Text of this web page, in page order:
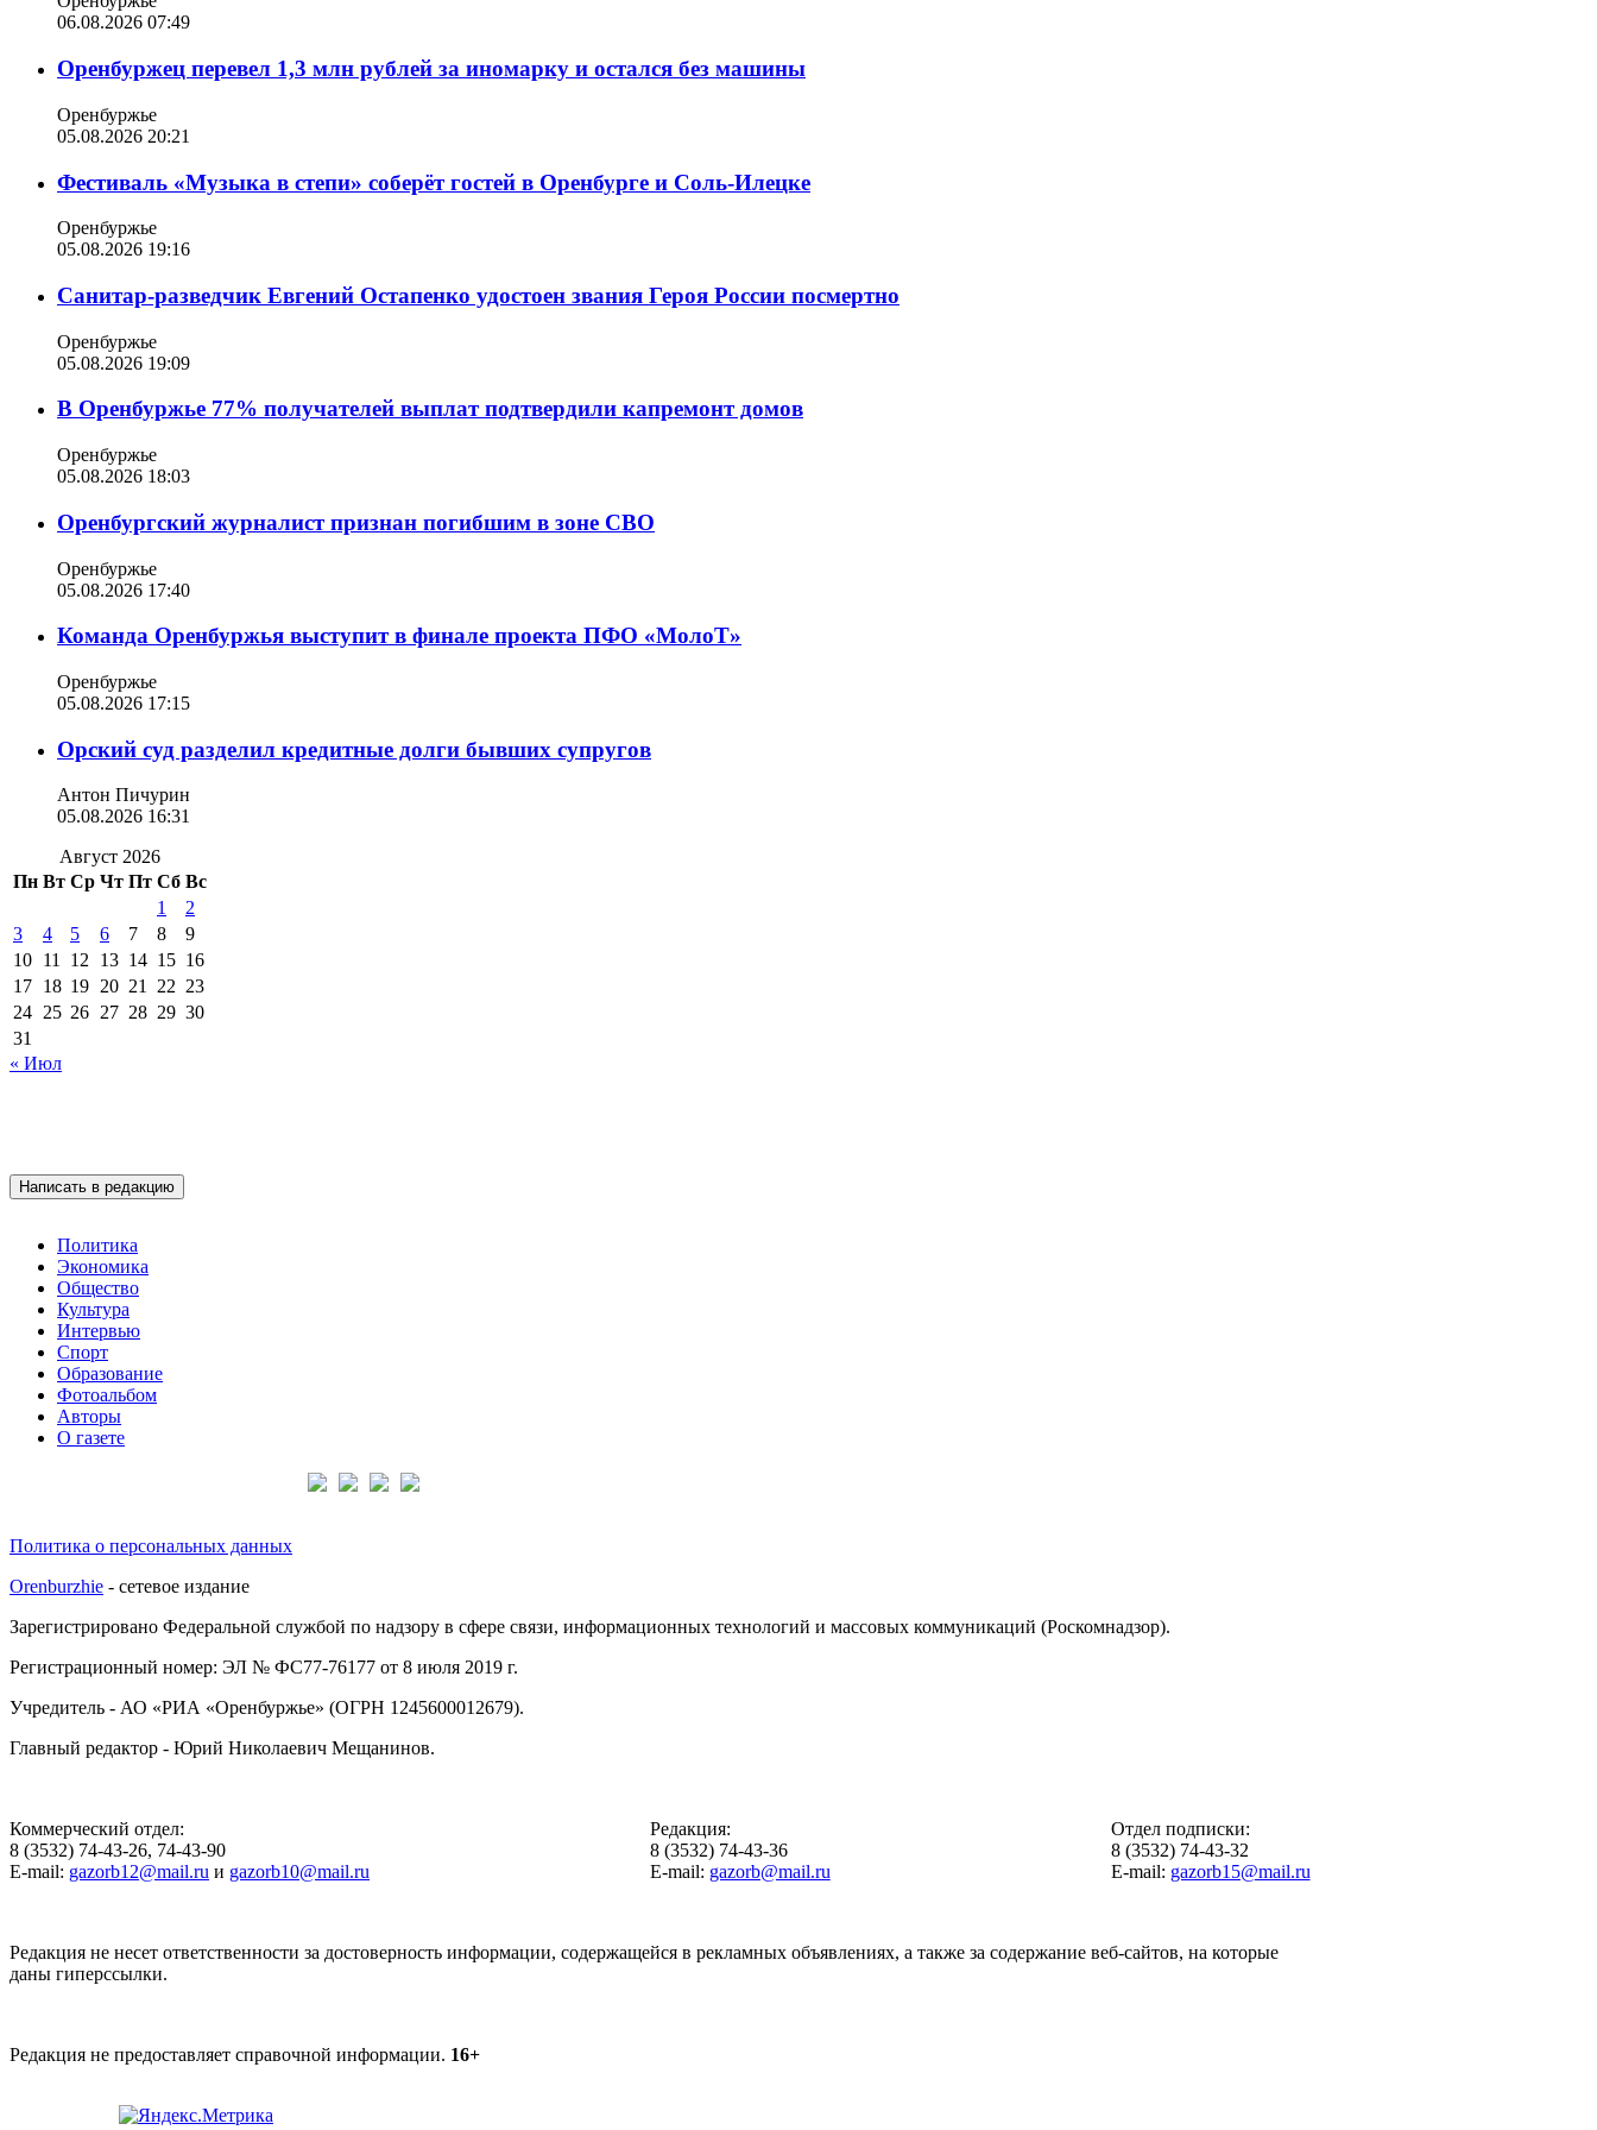
06.08.2026 07:49
Оренбуржец перевел 1,3 млн рублей за иномарку и остался без машины
Оренбуржье
05.08.2026 20:21
Фестиваль «Музыка в степи» соберёт гостей в Оренбурге и Соль-Илецке
Оренбуржье
05.08.2026 19:16
Санитар-разведчик Евгений Остапенко удостоен звания Героя России посмертно
Оренбуржье
05.08.2026 19:09
В Оренбуржье 77% получателей выплат подтвердили капремонт домов
Оренбуржье
05.08.2026 18:03
Оренбургский журналист признан погибшим в зоне СВО
Оренбуржье
05.08.2026 17:40
Команда Оренбуржья выступит в финале проекта ПФО «МолоТ»
Оренбуржье
05.08.2026 17:15
Орский суд разделил кредитные долги бывших супругов
Антон Пичурин
05.08.2026 16:31
Август 2026
Пн Вт Ср Чт Пт Сб Вс
1
2
3
4 5 6 7 8
9
10 11 12 13 14 15 16
17 18 19 20 21 22 23
24 25 26 27 28 29 30
31
« Июл
Написать в редакцию
Политика
Экономика
Общество
Культура
Интервью
Спорт
Образование
Фотоальбом
Авторы
О газете
Политика о персональных данных
Orenburzhie - сетевое издание
Зарегистрировано Федеральной службой по надзору в сфере связи, информационных технологий и массовых коммуникаций (Роскомнадзор).
Регистрационный номер: ЭЛ № ФС77-76177 от 8 июля 2019 г.
Учредитель - АО «РИА «Оренбуржье» (ОГРН 1245600012679).
Главный редактор - Юрий Николаевич Мещанинов.
Коммерческий отдел:
8 (3532) 74-43-26, 74-43-90
E-mail: gazorb12@mail.ru и gazorb10@mail.ru
Редакция:
8 (3532) 74-43-36
E-mail: gazorb@mail.ru
Отдел подписки:
8 (3532) 74-43-32
E-mail: gazorb15@mail.ru
Редакция не несет ответственности за достоверность информации, содержащейся в рекламных объявлениях, а также за содержание веб-сайтов, на которые
даны гиперссылки.
Редакция не предоставляет справочной информации. 16+